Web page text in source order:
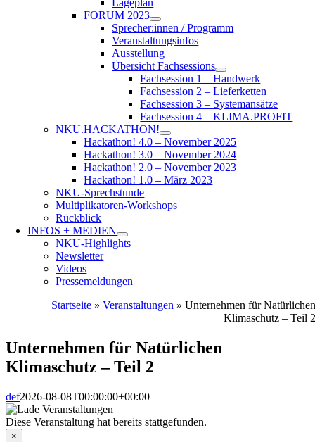
Lageplan
FORUM 2023
Sprecher:innen / Programm
Veranstaltungsinfos
Ausstellung
Übersicht Fachsessions
Fachsession 1 – Handwerk
Fachsession 2 – Lieferketten
Fachsession 3 – Systemansätze
Fachsession 4 – KLIMA.PROFIT
NKU.HACKATHON!
Hackathon! 4.0 – November 2025
Hackathon! 3.0 – November 2024
Hackathon! 2.0 – November 2023
Hackathon! 1.0 – März 2023
NKU-Sprechstunde
Multiplikatoren-Workshops
Rückblick
INFOS + MEDIEN
NKU-Highlights
Newsletter
Videos
Pressemeldungen
Startseite» Veranstaltungen » Unternehmen für Natürlichen
Klimaschutz – Teil 2
Unternehmen für Natürlichen
Klimaschutz – Teil 2
def2026-08-08T00:00:00+00:00
Diese Veranstaltung hat bereits stattgefunden.
×